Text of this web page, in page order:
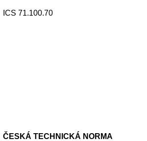
ICS 71.100.70
ČESKÁ TECHNICKÁ NORMA